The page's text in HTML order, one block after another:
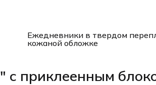
Ежедневники в твердом
кожаной обложке
с приклеенным